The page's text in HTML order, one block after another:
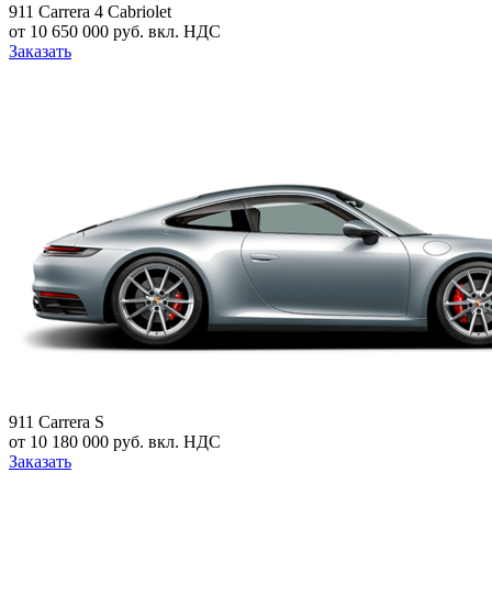
911 Carrera 4 Cabriolet
от 10 650 000 руб. вкл. НДС
Заказать
911 Carrera S
от 10 180 000 руб. вкл. НДС
Заказать